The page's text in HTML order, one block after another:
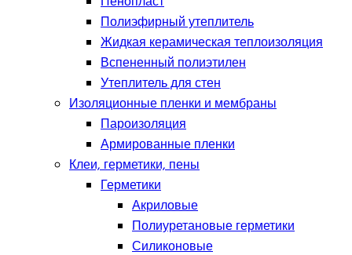
Полиэфирный утеплитель
Жидкая керамическая теплоизоляция
Вспененный полиэтилен
Утеплитель для стен
Изоляционные пленки и мембраны
Пароизоляция
Армированные пленки
Клеи, герметики, пены
Герметики
Акриловые
Полиуретановые герметики
Силиконовые